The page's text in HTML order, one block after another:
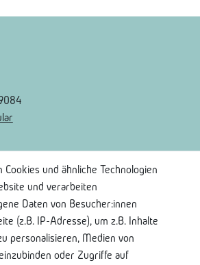
und ähnliche Technologien
und verarbeiten
Daten von Besucher:innen
(z.B. IP-Adresse), um z.B. Inhalte
personalisieren, Medien von
oder Zugriffe auf